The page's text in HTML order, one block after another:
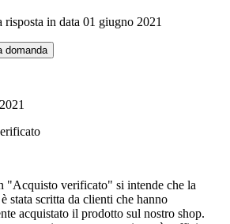
risposta in data 01 giugno 2021
domanda
"Acquisto verificato" si intende che la
stata scritta da clienti che hanno
acquistato il prodotto sul nostro shop.